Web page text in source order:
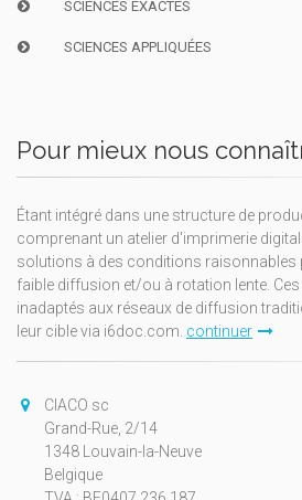
SCIENCES EXACTES
SCIENCES APPLIQUÉES
Pour mieux nous
Étant intégré dans une structure de
comprenant un atelier d'imprimerie
solutions à des conditions raisonnables
faible diffusion et/ou à rotation lente.
inadaptés aux réseaux de diffusion
leur cible via i6doc.com. continuer
CIACO sc
Grand-Rue, 2/14
1348 Louvain-la-Neuve
Belgique